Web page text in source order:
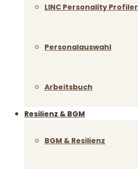
LINC Personality Profiler
Personalauswahl
Arbeitsbuch
Resilienz & BGM
BGM & Resilienz